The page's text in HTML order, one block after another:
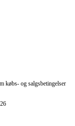
købs- og salgsbetingelser